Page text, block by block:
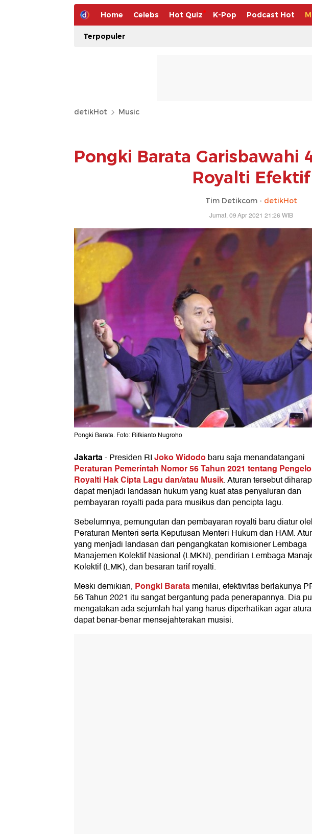
Home Celebs Hot Quiz K-Pop Podcast Hot
Terpopuler
detikHot Music
Pongki Barata Garisbawahi
Royalti Efektif
Tim Detikcom - detikHot
Jumat, 09 Apr 2021 21:26 WIB
Pongki Barata. Foto: Rifkianto Nugroho
Jakarta-Presiden RIJoko Widodobaru saja menandatangani
Peraturan Pemerintah Nomor 56 Tahun 2021 tentang
Royalti Hak Cipta Lagu dan/atau Musik. Aturan tersebut
dapat menjadi landasan hukum yang kuat atas penyaluran dan
pembayaran royalti pada para musikus dan pencipta lagu.
Sebelumnya, pemungutan dan pembayaran royalti baru diatur
Peraturan Menteri serta Keputusan Menteri Hukum dan HAM.
yang menjadi landasan dari pengangkatan komisioner Lembaga
Manajemen Kolektif Nasional (LMKN), pendirian Lembaga
Kolektif (LMK), dan besaran tarif royalti.
Meski demikian, Pongki Baratamenilai, efektivitas berlakunya
56 Tahun 2021 itu sangat bergantung pada penerapannya. Dia
mengatakan ada sejumlah hal yang harus diperhatikan agar
dapat benar-benar mensejahterakan musisi.